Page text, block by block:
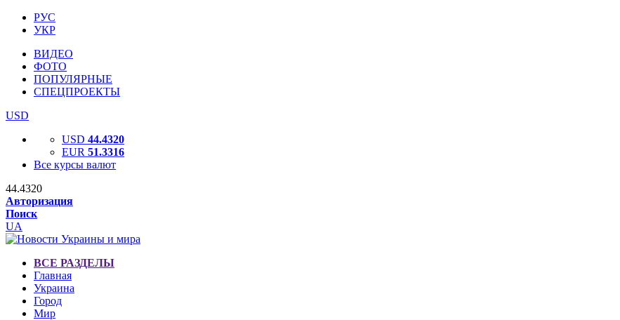
РУС
УКР
ВИДЕО
ФОТО
ПОПУЛЯРНЫЕ
СПЕЦПРОЕКТЫ
USD
USD 44.4320
EUR 51.3316
Все курсы валют
44.4320
Авторизация
Поиск
UA
ВСЕ РАЗДЕЛЫ
Главная
Украина
Город
Мир